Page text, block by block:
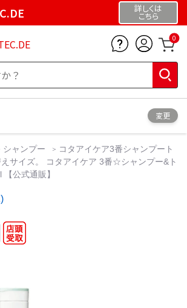
詳しくは
こちら
0
変更
シャンプー
コタアイケア3番シャンプート
サイズ。 コタアイケア 3番☆シャンプー&ト
公式通販】